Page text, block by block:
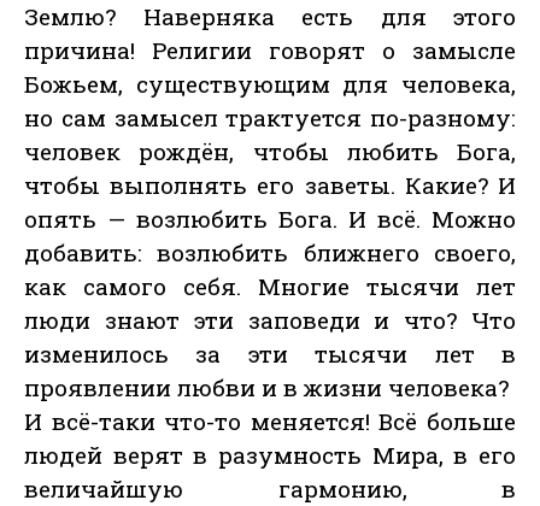
Землю? Наверняка есть для этого
причина! Религии говорят о замысле
Божьем, существующим для человека,
но сам замысел трактуется по-разному:
человек рождён, чтобы любить Бога,
чтобы выполнять его заветы. Какие? И
опять — возлюбить Бога. И всё. Можно
добавить: возлюбить ближнего своего,
как самого себя. Многие тысячи лет
люди знают эти заповеди и что? Что
изменилось за эти тысячи лет в
проявлении любви и в жизни человека?
И всё-таки что-то меняется! Всё больше
людей верят в разумность Мира, в его
величайшую гармонию, в